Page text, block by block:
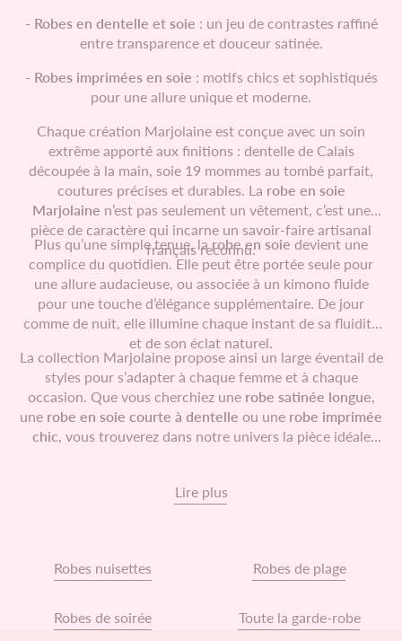
- Robes en dentelle et soie : un jeu de contrastes raffiné
entre transparence et douceur satinée.
- Robes imprimées en soie : motifs chics et sophistiqués
pour une allure unique et moderne.
Chaque création Marjolaine est conçue avec un soin
extrême apporté aux finitions : dentelle de Calais
découpée à la main, soie 19 mommes au tombé parfait,
coutures précises et durables. La robe en soie
Marjolaine n’est pas seulement un vêtement, c’est une
pièce de caractère qui incarne un savoir-faire artisanal
français reconnu.
Plus qu’une simple tenue, larobe en soie devient une
complice du quotidien. Elle peut être portée seule pour
une allure audacieuse, ou associée à un kimono fluide
pour une touche d’élégance supplémentaire. De jour
comme de nuit, elle illumine chaque instant de sa fluidité
et de son éclat naturel.
La collection Marjolaine propose ainsi un large éventail de
styles pour s’adapter à chaque femme et à chaque
occasion. Que vous cherchiez une robe satinée longue,
une robe en soie courte à dentelle ou une robe imprimée
chic, vous trouverez dans notre univers la pièce idéale
Lire plus
Robes nuisettes
Robes de soirée
Robes de plage
Toute la garde-robe